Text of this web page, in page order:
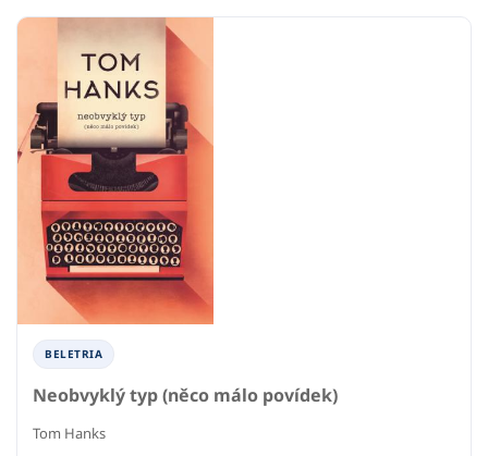
BELETRIA
Neobvyklý typ (něco málo povídek)
Tom Hanks
9RECENZIÍCENA Z5 KNÍHKUPECTIEV